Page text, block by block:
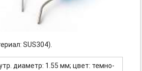
SUS304).
диаметр: 1.55 мм; цвет: темно-